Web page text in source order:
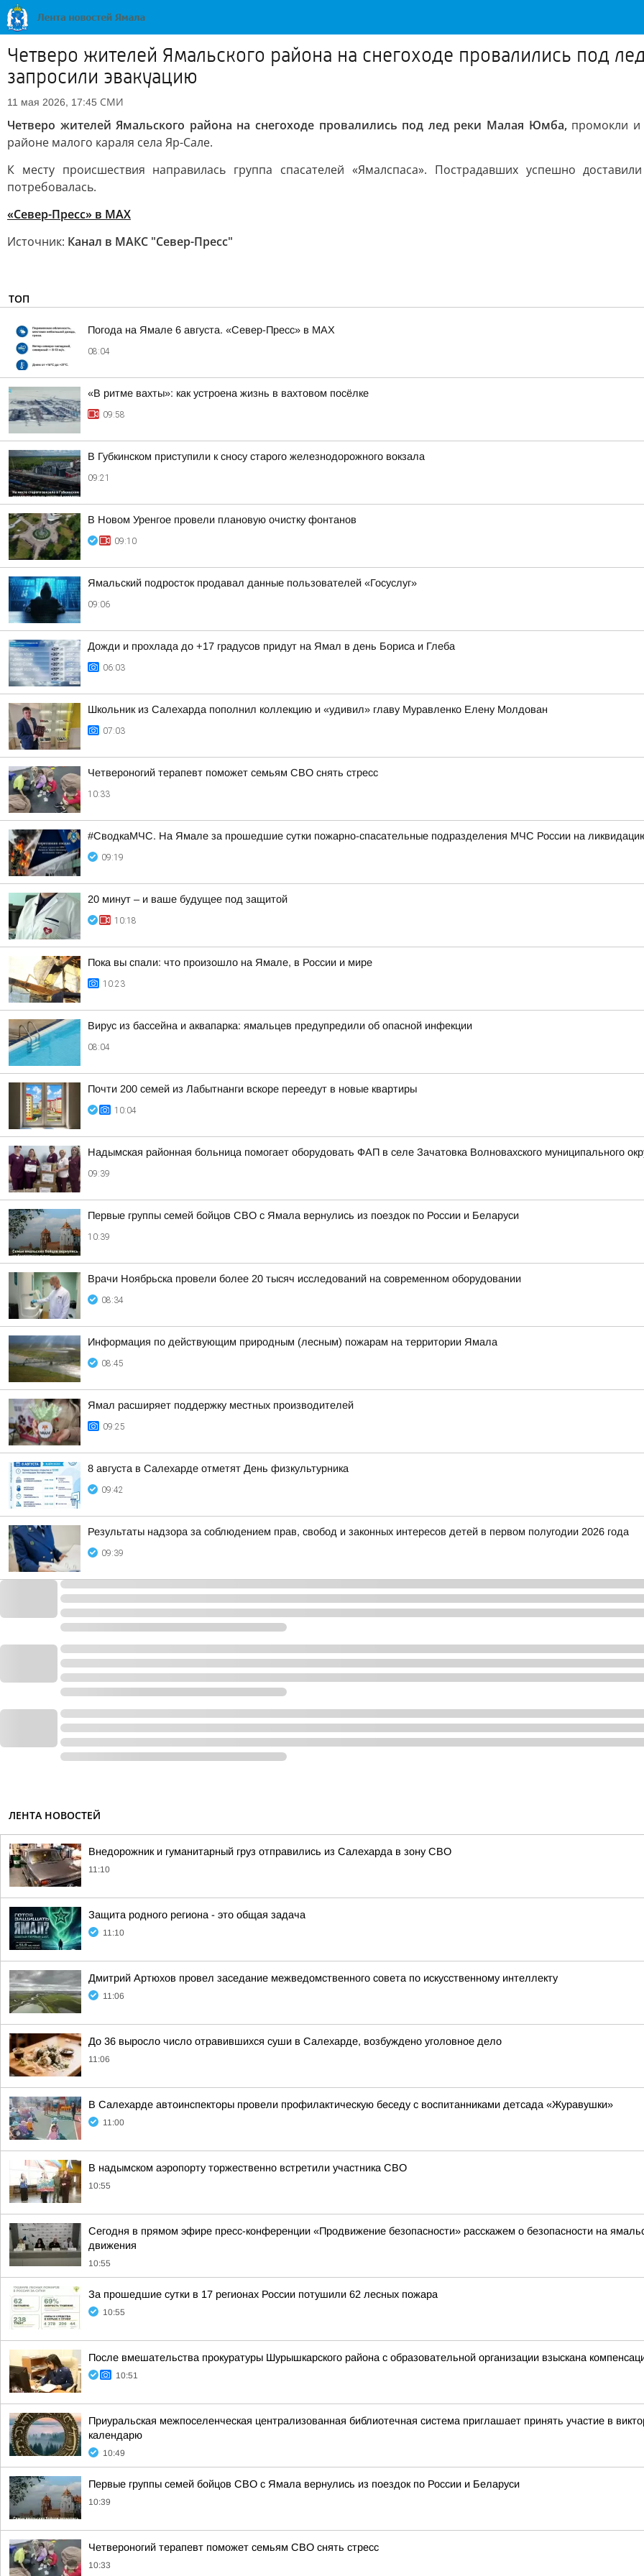
Четверо жителей Ямальского района на снегоходе провалились под
запросили эвакуацию
11 мая 2026, 17:45 СМИ
Четверо жителей Ямальского района на снегоходе провалились под лед реки Малая Юмба,промокли и
районе малого караля села Яр-Сале.
К месту происшествия направилась группа спасателей «Ямалспаса». Пострадавших успешно
потребовалась.
«Север-Пресс» в MAX
Источник: Канал в МАКС "Север-Пресс"
ТОП
Погода на Ямале 6 августа. «Север-Пресс» в MAX
08:04
«В ритме вахты»: как устроена жизнь в вахтовом посёлке
09:58
В Губкинском приступили к сносу старого железнодорожного вокзала
09:21
В Новом Уренгое провели плановую очистку фонтанов
09:10
Ямальский подросток продавал данные пользователей «Госуслуг»
09:06
Дожди и прохлада до +17 градусов придут на Ямал в день Бориса и Глеба
06:03
Школьник из Салехарда пополнил коллекцию и «удивил» главу Муравленко Елену Молдован
07:03
Четвероногий терапевт поможет семьям СВО снять стресс
10:33
#СводкаМЧС. На Ямале за прошедшие сутки пожарно-спасательные подразделения МЧС России на
09:19
20 минут – и ваше будущее под защитой
10:18
Пока вы спали: что произошло на Ямале, в России и мире
10:23
Вирус из бассейна и аквапарка: ямальцев предупредили об опасной инфекции
08:04
Почти 200 семей из Лабытнанги вскоре переедут в новые квартиры
10:04
Надымская районная больница помогает оборудовать ФАП в селе Зачатовка Волновахского муниципального
09:39
Первые группы семей бойцов СВО с Ямала вернулись из поездок по России и Беларуси
10:39
Врачи Ноябрьска провели более 20 тысяч исследований на современном оборудовании
08:34
Информация по действующим природным (лесным) пожарам на территории Ямала
08:45
Ямал расширяет поддержку местных производителей
09:25
8 августа в Салехарде отметят День физкультурника
09:42
Результаты надзора за соблюдением прав, свобод и законных интересов детей в первом полугодии 2026 года
09:39
ЛЕНТА НОВОСТЕЙ
Внедорожник и гуманитарный груз отправились из Салехарда в зону СВО
11:10
Защита родного региона - это общая задача
11:10
Дмитрий Артюхов провел заседание межведомственного совета по искусственному интеллекту
11:06
До 36 выросло число отравившихся суши в Салехарде, возбуждено уголовное дело
11:06
В Салехарде автоинспекторы провели профилактическую беседу с воспитанниками детсада «Журавушки»
11:00
В надымском аэропорту торжественно встретили участника СВО
10:55
Сегодня в прямом эфире пресс-конференции «Продвижение безопасности» расскажем о безопасности на
движения
10:55
За прошедшие сутки в 17 регионах России потушили 62 лесных пожара
10:55
После вмешательства прокуратуры Шурышкарского района с образовательной организации взыскана
10:51
Приуральская межпоселенческая централизованная библиотечная система приглашает принять участие в
календарю
10:49
Первые группы семей бойцов СВО с Ямала вернулись из поездок по России и Беларуси
10:39
Четвероногий терапевт поможет семьям СВО снять стресс
10:33